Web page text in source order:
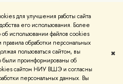
для улучшения работы сайта
его использования. Более
использовании файлов cookies
обработки персональных
пользоваться сайтом, вы
были проинформированы об
сайтом НИУ ВШЭ и согласны
персональных данных. Вы
✖
и контакты Условия использования
Карта сайта